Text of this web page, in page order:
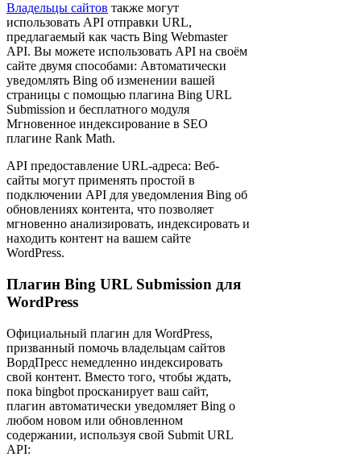
Владельцы сайтов также могут
использовать API отправки URL,
предлагаемый как часть Bing Webmaster
API. Вы можете использовать API на своём
сайте двумя способами: Автоматически
уведомлять Bing об изменении вашей
страницы с помощью плагина Bing URL
Submission и бесплатного модуля
Мгновенное индексирование в SEO
плагине Rank Math.
API предоставление URL-адреса: Веб-
сайты могут применять простой в
подключении API для уведомления Bing об
обновлениях контента, что позволяет
мгновенно анализировать, индексировать и
находить контент на вашем сайте
WordPress.
Плагин Bing URL Submission для
WordPress
Официальный плагин для WordPress,
призванный помочь владельцам сайтов
ВордПресс немедленно индексировать
свой контент. Вместо того, чтобы ждать,
пока bingbot просканирует ваш сайт,
плагин автоматически уведомляет Bing о
любом новом или обновленном
содержании, используя свой Submit URL
API: